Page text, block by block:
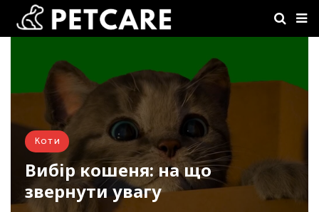
Коти
Вибір кошеня: на що
звернути увагу